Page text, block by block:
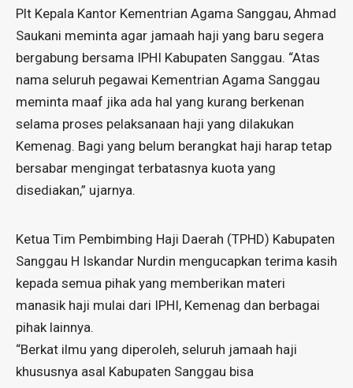
Plt Kepala Kantor Kementrian Agama Sanggau, Ahmad
Saukani meminta agar jamaah haji yang baru segera
bergabung bersama IPHI Kabupaten Sanggau. “Atas
nama seluruh pegawai Kementrian Agama Sanggau
meminta maaf jika ada hal yang kurang berkenan
selama proses pelaksanaan haji yang dilakukan
Kemenag. Bagi yang belum berangkat haji harap tetap
bersabar mengingat terbatasnya kuota yang
disediakan,” ujarnya.
Ketua Tim Pembimbing Haji Daerah (TPHD) Kabupaten
Sanggau H Iskandar Nurdin mengucapkan terima kasih
kepada semua pihak yang memberikan materi
manasik haji mulai dari IPHI, Kemenag dan berbagai
pihak lainnya.
“Berkat ilmu yang diperoleh, seluruh jamaah haji
khususnya asal Kabupaten Sanggau bisa